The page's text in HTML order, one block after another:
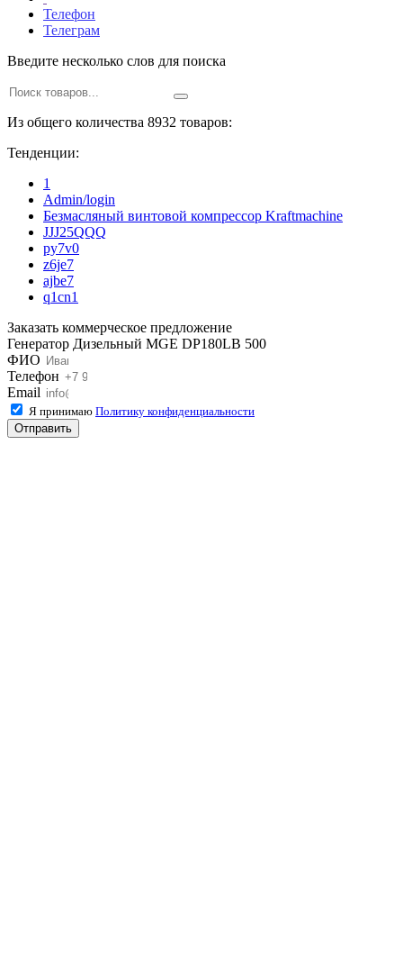
Телефон
Телеграм
Введите несколько слов для поиска
Из общего количества 8932 товаров:
Тенденции:
1
Admin/login
Безмасляный винтовой компрессор Kraftmaсhine
JJJ25QQQ
py7v0
z6je7
ajbe7
q1cn1
Заказать коммерческое предложение
Генератор Дизельный MGE DP180LB 500
ФИО
Телефон
Email
Я принимаю Политику конфиденциальности
Отправить